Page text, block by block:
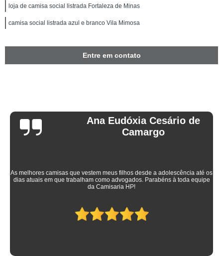
loja de camisa social listrada Fortaleza de Minas
camisa social listrada azul e branco Vila Mimosa
Entre em contato
Ana Eudóxia Cesário de
Camargo
As melhores camisas que vestem meus filhos desde a adolescência até os
dias atuais em que trabalham como advogados. Parabéns à toda equipe
da Camisaria HP!